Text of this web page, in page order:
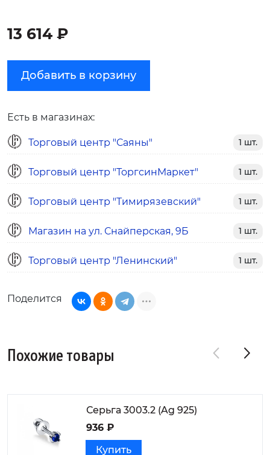
13 614 ₽
Добавить в корзину
Есть в магазинах:
Торговый центр "Саяны" 1 шт.
Торговый центр "ТоргсинМаркет" 1 шт.
Торговый центр "Тимирязевский" 1 шт.
Магазин на ул. Снайперская, 9Б 1 шт.
Торговый центр "Ленинский" 1 шт.
Поделится
Похожие товары
Серьга 3003.2 (Ag 925)
936 ₽
Купить